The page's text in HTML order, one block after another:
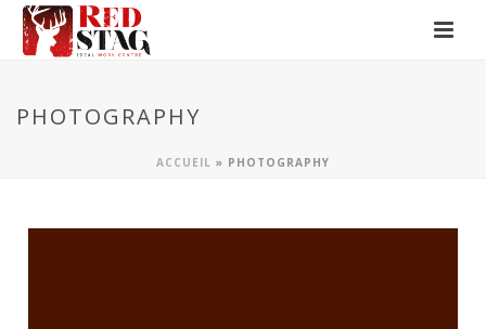
PHOTOGRAPHY
ACCUEIL » PHOTOGRAPHY